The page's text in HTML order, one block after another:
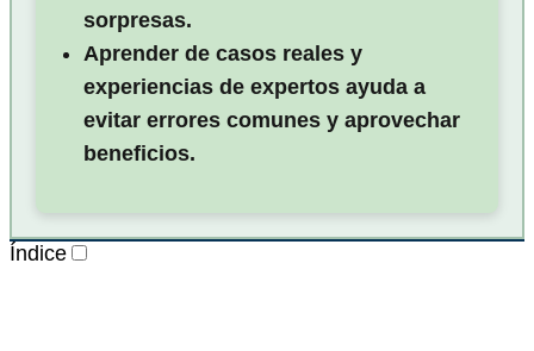
sorpresas.
Aprender de casos reales y
experiencias de expertos ayuda a
evitar errores comunes y aprovechar
beneficios.
Índice